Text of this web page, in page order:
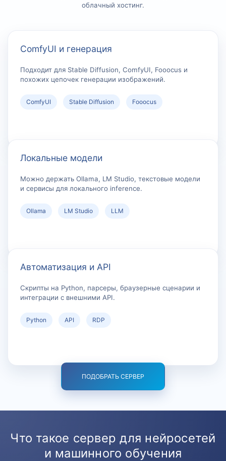
облачный хостинг.
ComfyUI и генерация
Подходит для Stable Diffusion, ComfyUI, Fooocus и
похожих цепочек генерации изображений.
ComfyUI Stable Diffusion Fooocus
Локальные модели
Можно держать Ollama, LM Studio, текстовые модели
и сервисы для локального inference.
Ollama LM Studio LLM
Автоматизация и API
Скрипты на Python, парсеры, браузерные сценарии и
интеграции с внешними API.
Python API RDP
ПОДОБРАТЬ СЕРВЕР
Что такое сервер для нейросетей
и машинного обучения